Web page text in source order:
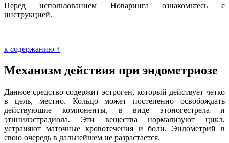
Перед использованием Новаринга ознакомьтесь с
инструкцией.
к содержанию ↑
Механизм действия при эндометриозе
Данное средство содержит эстроген, который действует четко
в цель, местно. Кольцо может постепенно освобождать
действующие компоненты, в виде этоногестрела и
этинилэстрадиола. Эти вещества нормализуют цикл,
устраняют маточные кровотечения и боли. Эндометрий в
свою очередь в дальнейшем не разрастается.